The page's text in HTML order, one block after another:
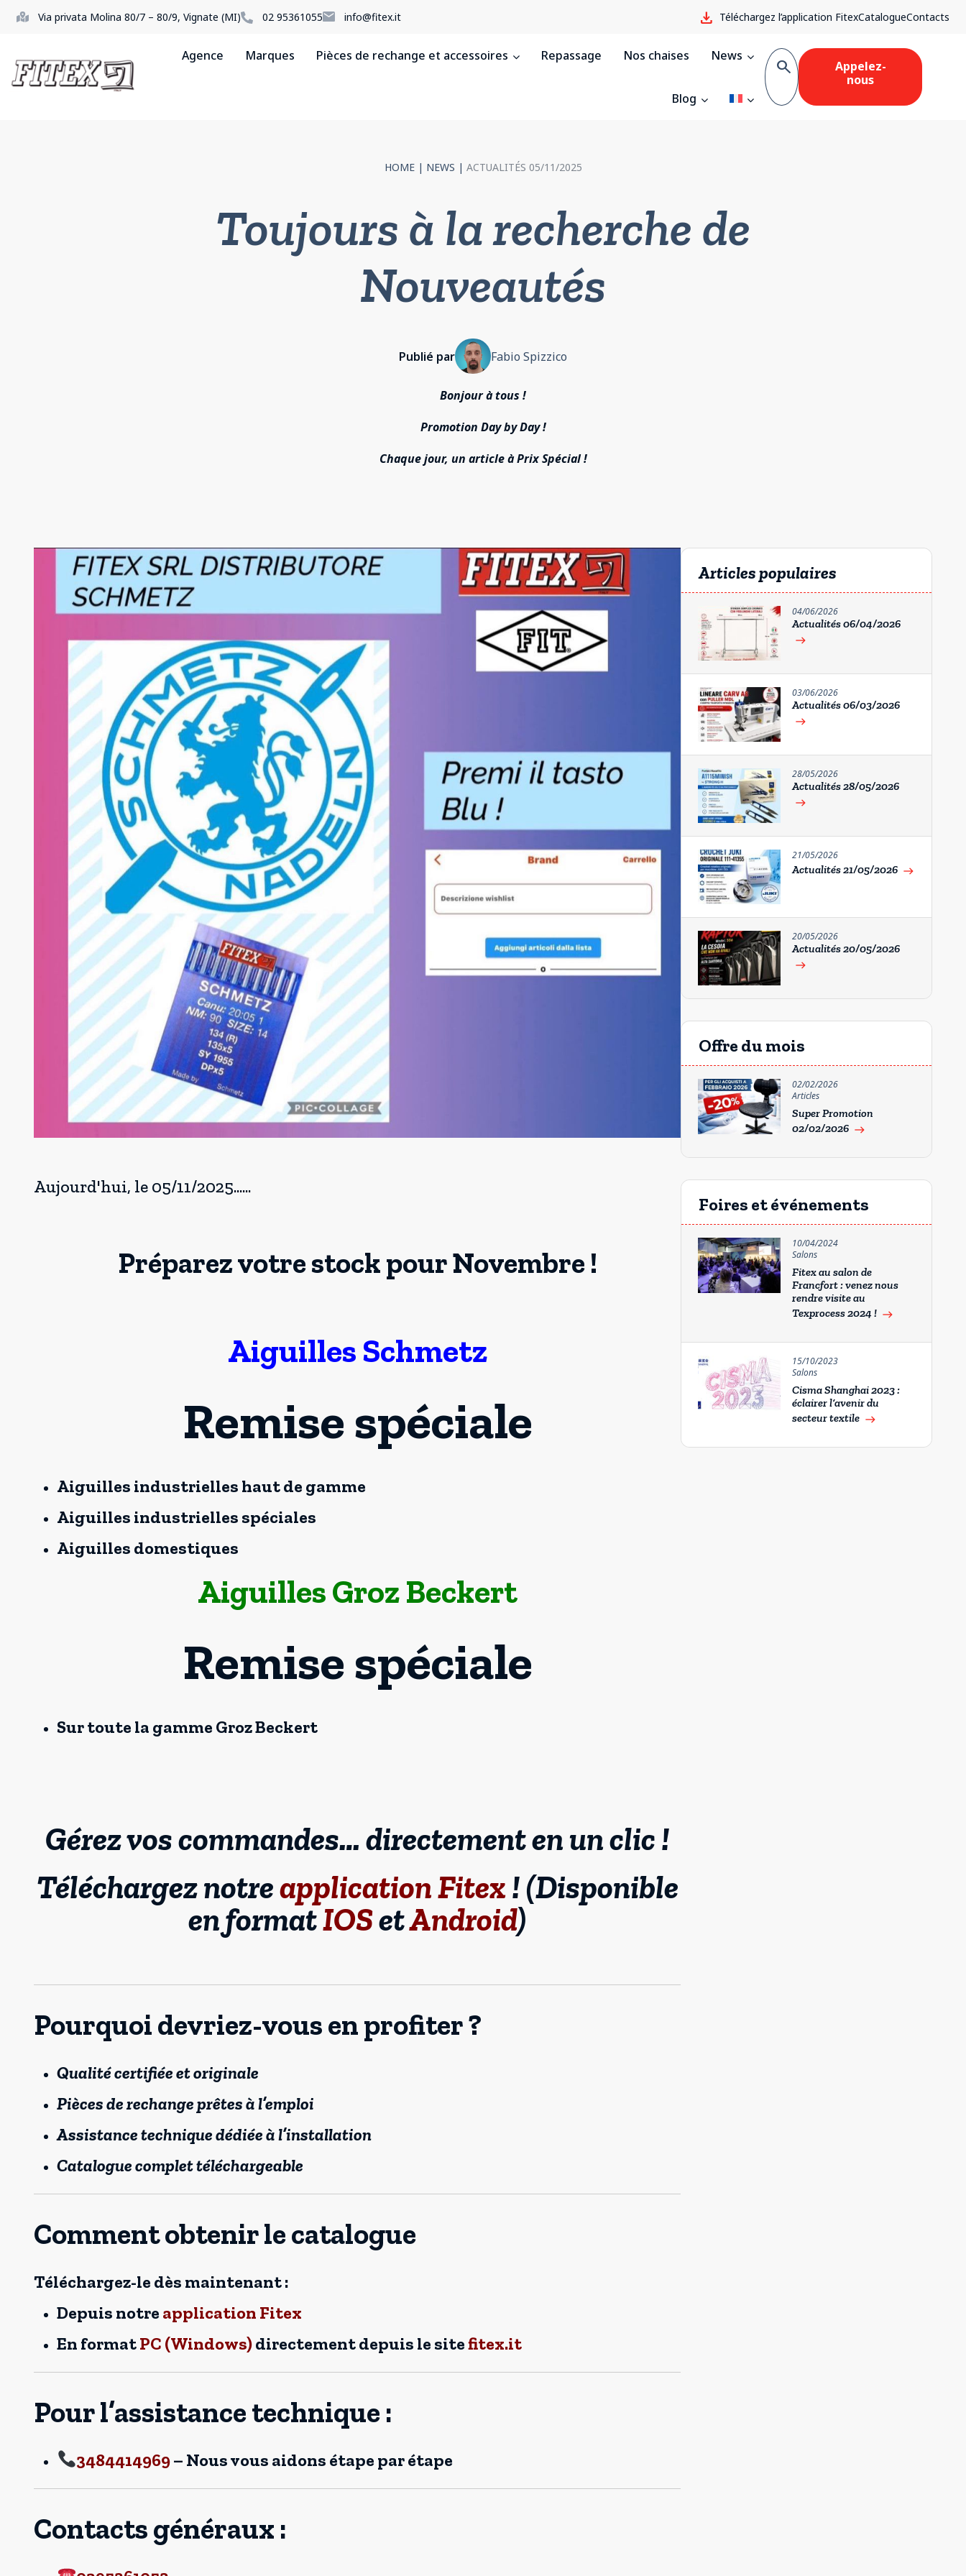
Via privata Molina 80/7 – 80/9, Vignate (MI) 02 95361055 info@fitex.it download Téléchargez l’application FitexCatalogueContacts
Agence Marques Pièces de rechange et accessoires Repassage Nos chaises News
Blog
search
Appelez-
nous
HOME| NEWS | ACTUALITÉS 05/11/2025
Toujours à la recherche de
Nouveautés
Publié par Fabio Spizzico
Bonjour à tous !
Promotion Day by Day !
Chaque jour, un article à Prix Spécial !
Aujourd'hui, le 05/11/2025......
Préparez votre stock pour Novembre !
Aiguilles Schmetz
Remise spéciale
Aiguilles industrielles haut de gamme
Aiguilles industrielles spéciales
Aiguilles domestiques
Aiguilles Groz Beckert
Remise spéciale
Sur toute la gamme Groz Beckert
Gérez vos commandes… directement en un clic !
Téléchargez notreapplication Fitex! (Disponible
en formatIOSetAndroid)
Pourquoi devriez-vous en profiter ?
Qualité certifiée et originale
Pièces de rechange prêtes à l’emploi
Assistance technique dédiée à l’installation
Catalogue complet téléchargeable
Comment obtenir le catalogue
Téléchargez-le dès maintenant :
Depuis notre application Fitex
En formatPC (Windows)directement depuis le sitefitex.it
Pour l’assistance technique :
3484414969– Nous vous aidons étape par étape
Contacts généraux :
Articles populaires
04/06/2026
Actualités 06/04/2026
east
03/06/2026
Actualités 06/03/2026
east
28/05/2026
Actualités 28/05/2026
east
21/05/2026
Actualités 21/05/2026 east
20/05/2026
Actualités 20/05/2026
east
Offre du mois
02/02/2026
Articles
Super Promotion
02/02/2026 east
Foires et événements
10/04/2024
Salons
Fitex au salon de
Francfort : venez nous
rendre visite au
Texprocess 2024 ! east
15/10/2023
Salons
Cisma Shanghai 2023 :
éclairer l’avenir du
secteur textile east